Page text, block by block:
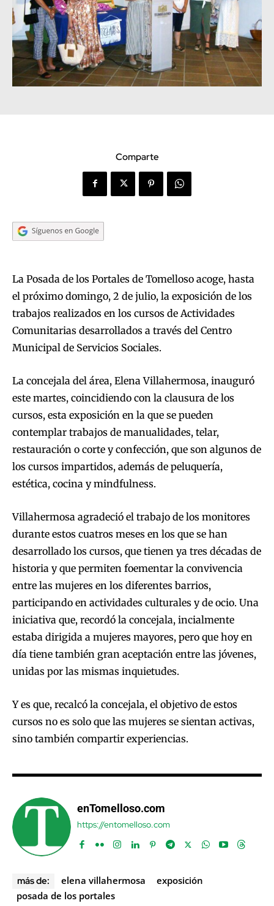
Comparte
La Posada de los Portales de Tomelloso acoge, hasta
el próximo domingo, 2 de julio, la exposición de los
trabajos realizados en los cursos de Actividades
Comunitarias desarrollados a través del Centro
Municipal de Servicios Sociales.
La concejala del área, Elena Villahermosa, inauguró
este martes, coincidiendo con la clausura de los
cursos, esta exposición en la que se pueden
contemplar trabajos de manualidades, telar,
restauración o corte y confección, que son algunos de
los cursos impartidos, además de peluquería,
estética, cocina y mindfulness.
Villahermosa agradeció el trabajo de los monitores
durante estos cuatros meses en los que se han
desarrollado los cursos, que tienen ya tres décadas de
historia y que permiten foementar la convivencia
entre las mujeres en los diferentes barrios,
participando en actividades culturales y de ocio. Una
iniciativa que, recordó la concejala, incialmente
estaba dirigida a mujeres mayores, pero que hoy en
día tiene también gran aceptación entre las jóvenes,
unidas por las mismas inquietudes.
Y es que, recalcó la concejala, el objetivo de estos
cursos no es solo que las mujeres se sientan activas,
sino también compartir experiencias.
enTomelloso.com
https://entomelloso.com
más de: elena villahermosa
exposición
posada de los portales